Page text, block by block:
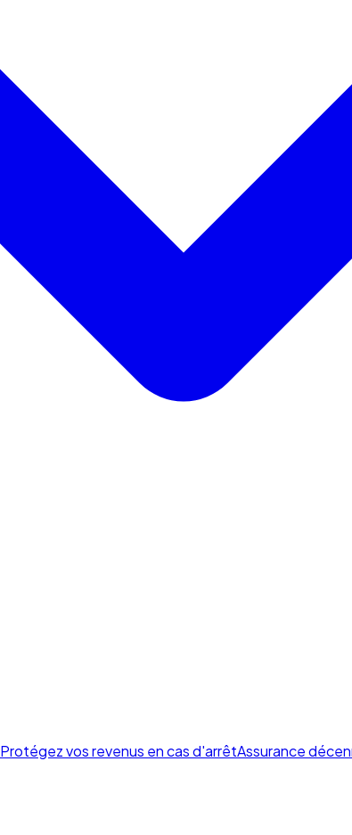
Protégez vos revenus en cas d'arrêtAssurance